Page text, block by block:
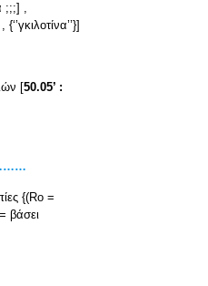
;;;] ,
[50.05’ :
{(Rο =
βάσει